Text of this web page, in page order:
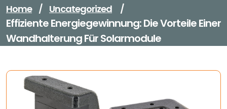
Home / Uncategorized /
Effiziente Energiegewinnung: Die Vorteile Einer
Wandhalterung Für Solarmodule